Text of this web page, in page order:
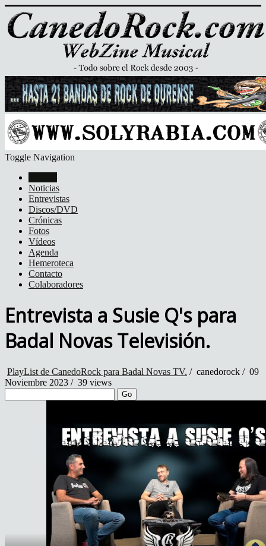
Toggle Navigation
Noticias
Entrevistas
Discos/DVD
Crónicas
Fotos
Vídeos
Agenda
Hemeroteca
Contacto
Colaboradores
Entrevista a Susie Q's para
Badal Novas Televisión.
PlayList de CanedoRock para Badal Novas TV. / canedorock / 09
Noviembre 2023 / 39 views
Go